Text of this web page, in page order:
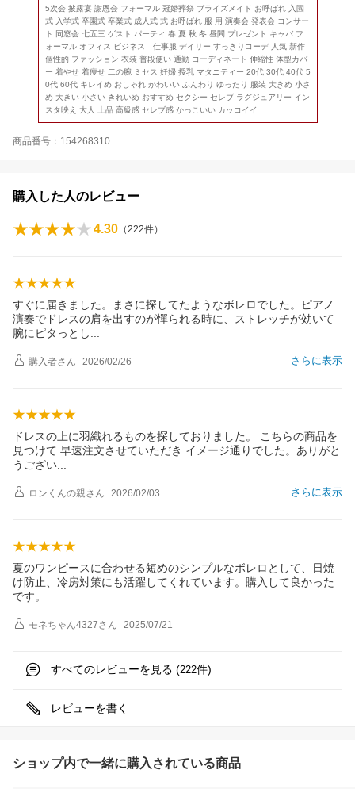
5次会 披露宴 謝恩会 フォーマル 冠婚葬祭 ブライズメイド お呼ばれ 入園
式 入学式 卒園式 卒業式 成人式 式 お呼ばれ 服 用 演奏会 発表会 コンサー
ト 同窓会 七五三 ゲスト パーティ 春 夏 秋 冬 昼間 プレゼント キャバ フ
ォーマル オフィス ビジネス 仕事服 デイリー すっきりコーデ 人気 新作
個性的 ファッション 衣装 普段使い 通勤 コーディネート 伸縮性 体型カバ
ー 着やせ 着痩せ 二の腕 ミセス 妊婦 授乳 マタニティー 20代 30代 40代 5
0代 60代 キレイめ おしゃれ かわいい ふんわり ゆったり 服装 大きめ 小さ
め 大きい 小さい きれいめ おすすめ セクシー セレブ ラグジュアリー イン
スタ映え 大人 上品 高級感 セレブ感 かっこいい カッコイイ
商品番号：154268310
購入した人のレビュー
4.30 （222件）
すぐに届きました。まさに探してたようなボレロでした。ピアノ
演奏でドレスの肩を出すのが憚られる時に、ストレッチが効いて
腕にピタっと し
さらに表示
購入者さん 2026/02/26
ドレスの上に羽織れるものを探しておりました。 こちらの商品を
見つけて 早速注文させていただき イメージ通りでした。ありがと
うござい
さらに表示
ロンくんの親さん 2026/02/03
夏のワンピースに合わせる短めのシンプルなボレロとして、日焼
け防止、冷房対策にも活躍してくれています。購入して良かった
です。
モネちゃん4327さん 2025/07/21
すべてのレビューを見る (222件)
レビューを書く
ショップ内で一緒に購入されている商品